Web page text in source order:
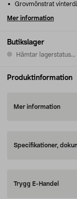
Butikslager
Hämtar lagerstatus...
Grovmönstrat
Mer information
Produktinformation
Mer information
Specifikationer,
Trygg E-Handel